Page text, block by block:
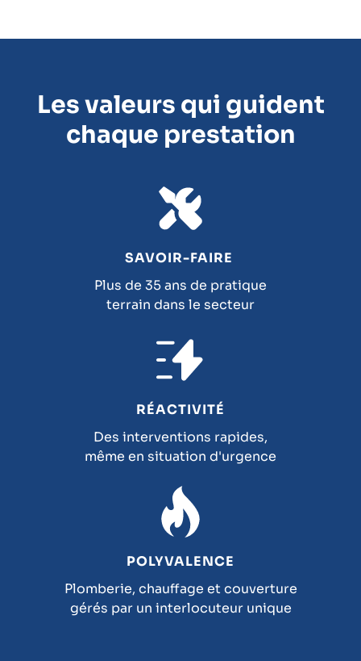
Les valeurs qui guident
chaque prestation
SAVOIR-FAIRE
Plus de 35 ans de pratique
terrain dans le secteur
RÉACTIVITÉ
Des interventions rapides,
même en situation d'urgence
POLYVALENCE
Plomberie, chauffage et couverture
gérés par un interlocuteur unique